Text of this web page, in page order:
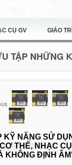
CỤ GV GIÁO
TẬP NHỮNG
KỸ NĂNG SỬ
THỂ, NHẠC CỤ
KHÔNG ĐỊNH